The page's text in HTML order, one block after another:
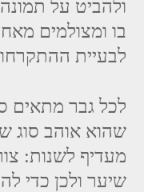
ולהביט על
בו ומצולמים
לבעיית
לכל גבר מתאים
שהוא אוהב סוג
מעדיף לשנות:
שיער ולכן כדי